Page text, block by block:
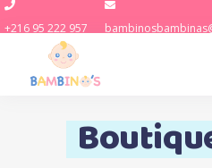
+216 95 222 957